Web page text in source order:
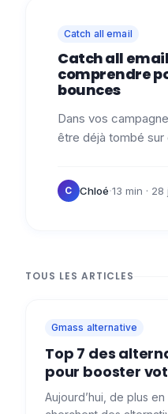
Catch all email
Catch all
comprendre
bounces
Dans vos
être déjà tombé
quand…
C Chloé·13 min ·
TOUS LES ARTICLES
Gmass alternative
Top 7 des
pour booster
Aujourd’hui, de plus en